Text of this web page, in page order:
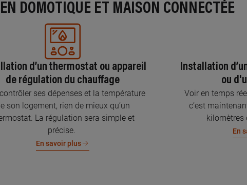
DOMOTIQUE ET MAISON CONNECTÉE
d’un thermostat ou appareil
de régulation du chauffage
ses dépenses et la température
son logement, rien de mieux qu’un
La régulation sera simple et
précise.
En savoir plus
Installation
ou
Voir en temps
c’est
kilomètres
En